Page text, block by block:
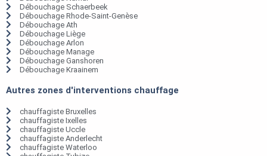
Débouchage Schaerbeek
Débouchage Rhode-Saint-Genèse
Débouchage Ath
Débouchage Liège
Débouchage Arlon
Débouchage Manage
Débouchage Ganshoren
Débouchage Kraainem
Autres zones d'interventions chauffage
chauffagiste Bruxelles
chauffagiste Ixelles
chauffagiste Uccle
chauffagiste Anderlecht
chauffagiste Waterloo